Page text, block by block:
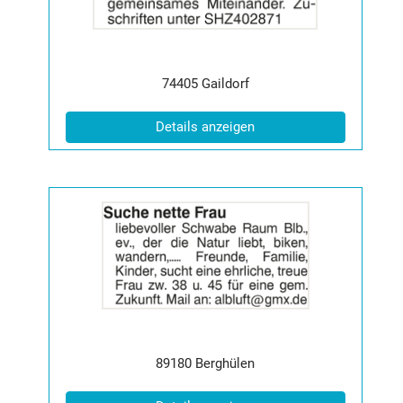
2065124
anzeigen
Postleitzahl:
74405 Ort:
Gaildorf
Details anzeigen(ID: 2065124)
der
Anzeige
2064288
anzeigen
|
Info:
Postleitzahl:
89180 Ort:
Berghülen